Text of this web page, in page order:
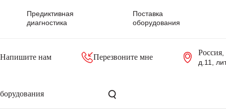
Предиктивная
диагностика
Поставка
оборудования
Напишите нам Перезвоните мне
Россия,
д.11,